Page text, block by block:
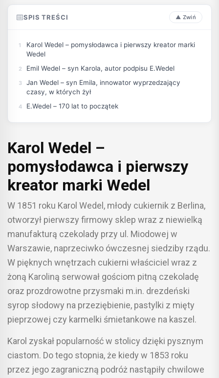
SPIS TREŚCI
Karol Wedel – pomysłodawca i pierwszy kreator marki
Wedel
Emil Wedel – syn Karola, autor podpisu E.Wedel
Jan Wedel – syn Emila, innowator wyprzedzający
czasy, w których żył
E.Wedel – 170 lat to początek
Karol Wedel –
pomysłodawca i pierwszy
kreator marki Wedel
W 1851 roku Karol Wedel, młody cukiernik z Berlina,
otworzył pierwszy firmowy sklep wraz z niewielką
manufakturą czekolady przy ul. Miodowej w
Warszawie, naprzeciwko ówczesnej siedziby rządu.
W pięknych wnętrzach cukierni właściciel wraz z
żoną Karoliną serwował gościom pitną czekoladę
oraz prozdrowotne przysmaki m.in. drezdeński
syrop słodowy na przeziębienie, pastylki z mięty
pieprzowej czy karmelki śmietankowe na kaszel.
Karol zyskał popularność w stolicy dzięki pysznym
ciastom. Do tego stopnia, że kiedy w 1853 roku
przez jego zagraniczną podróż nastąpiły chwilowe